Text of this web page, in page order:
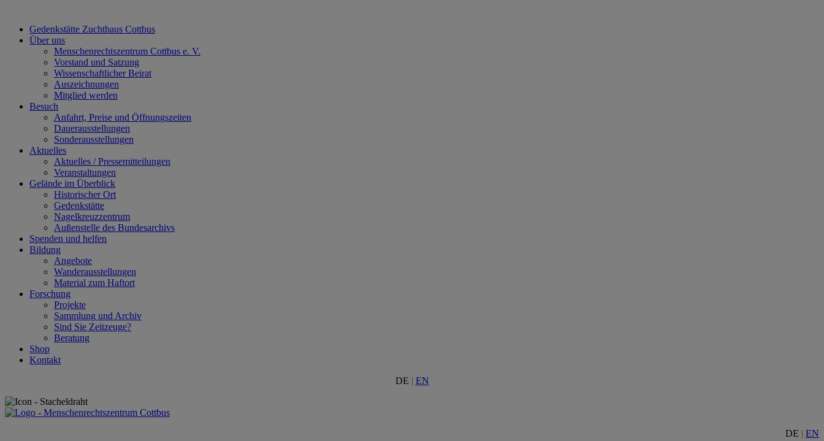
Gedenkstätte Zuchthaus Cottbus
Über uns
Menschenrechtszentrum Cottbus e. V.
Vorstand und Satzung
Wissenschaftlicher Beirat
Auszeichnungen
Mitglied werden
Besuch
Anfahrt, Preise und Öffnungszeiten
Dauerausstellungen
Sonderausstellungen
Aktuelles
Aktuelles / Pressemitteilungen
Veranstaltungen
Gelände im Überblick
Historischer Ort
Gedenkstätte
Nagelkreuzzentrum
Außenstelle des Bundesarchivs
Spenden und helfen
Bildung
Angebote
Wanderausstellungen
Material zum Haftort
Forschung
Projekte
Sammlung und Archiv
Sind Sie Zeitzeuge?
Beratung
Shop
Kontakt
DE | EN
DE | EN